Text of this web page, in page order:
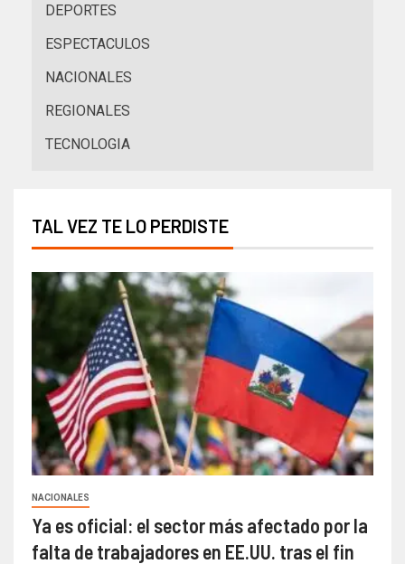
DEPORTES
ESPECTACULOS
NACIONALES
REGIONALES
TECNOLOGIA
TAL VEZ TE LO PERDISTE
NACIONALES
Ya es oficial: el sector más afectado por la
falta de trabajadores en EE.UU. tras el fin